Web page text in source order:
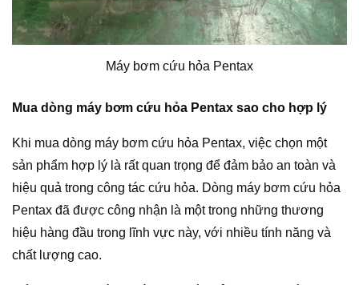
Máy bơm cứu hỏa Pentax
Mua dòng máy bơm cứu hỏa Pentax sao cho hợp lý
Khi mua dòng máy bơm cứu hỏa Pentax, việc chọn một
sản phẩm hợp lý là rất quan trọng để đảm bảo an toàn và
hiệu quả trong công tác cứu hỏa. Dòng máy bơm cứu hỏa
Pentax đã được công nhận là một trong những thương
hiệu hàng đầu trong lĩnh vực này, với nhiều tính năng và
chất lượng cao.